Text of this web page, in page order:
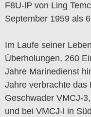
F8U-lP von Ling
September 1959 als
Im Laufe seiner
Überholungen, 260
Jahre Marinedienst
Jahre verbrachte das
Geschwader VMCJ-
und bei VMCJ-l in